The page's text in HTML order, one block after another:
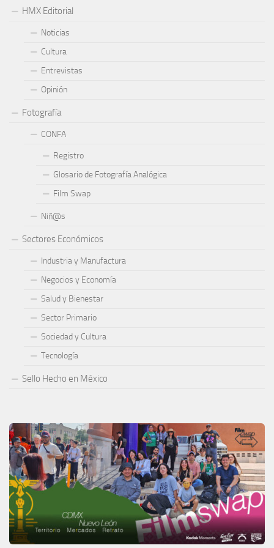
HMX Editorial
Noticias
Cultura
Entrevistas
Opinión
Fotografía
CONFA
Registro
Glosario de Fotografía Analógica
Film Swap
Niñ@s
Sectores Económicos
Industria y Manufactura
Negocios y Economía
Salud y Bienestar
Sector Primario
Sociedad y Cultura
Tecnología
Sello Hecho en México